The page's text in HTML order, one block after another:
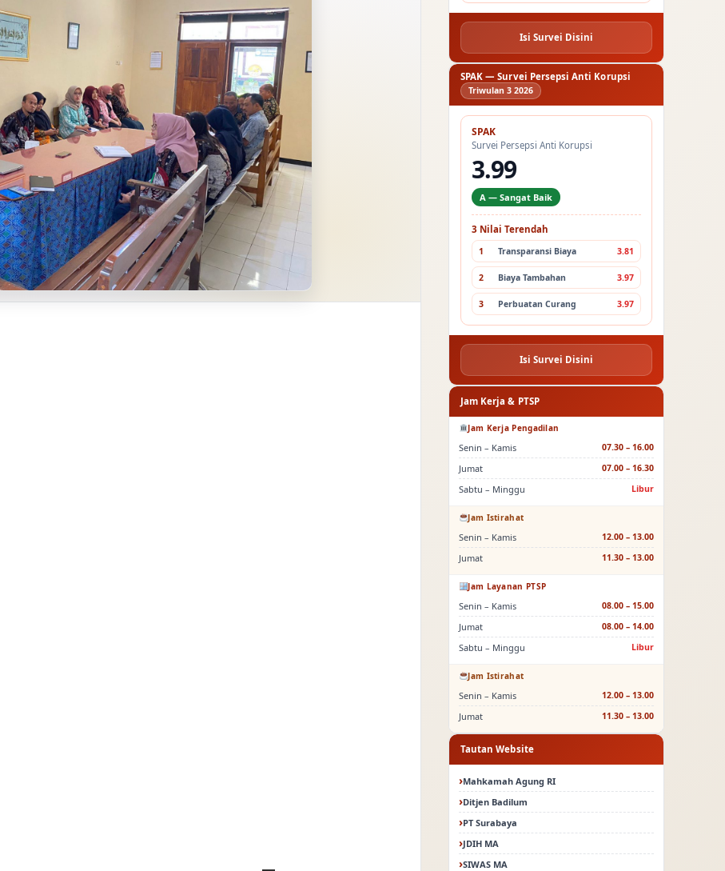
Isi Survei Disini
SPAK — Survei Persepsi Anti Korupsi
Triwulan 3 2026
SPAK
Survei Persepsi Anti Korupsi
3.99
A — Sangat Baik
3 Nilai Terendah
1 Transparansi Biaya 3.81
2 Biaya Tambahan 3.97
3 Perbuatan Curang 3.97
Isi Survei Disini
Jam Kerja & PTSP
Jam Kerja Pengadilan
Senin – Kamis 07.30 – 16.00
Jumat 07.00 – 16.30
Sabtu – Minggu Libur
Jam Istirahat
Senin – Kamis 12.00 – 13.00
Jumat 11.30 – 13.00
Jam Layanan PTSP
Senin – Kamis 08.00 – 15.00
Jumat 08.00 – 14.00
Sabtu – Minggu Libur
Jam Istirahat
Senin – Kamis 12.00 – 13.00
Jumat 11.30 – 13.00
Tautan Website
Mahkamah Agung RI
Ditjen Badilum
PT Surabaya
JDIH MA
SIWAS MA